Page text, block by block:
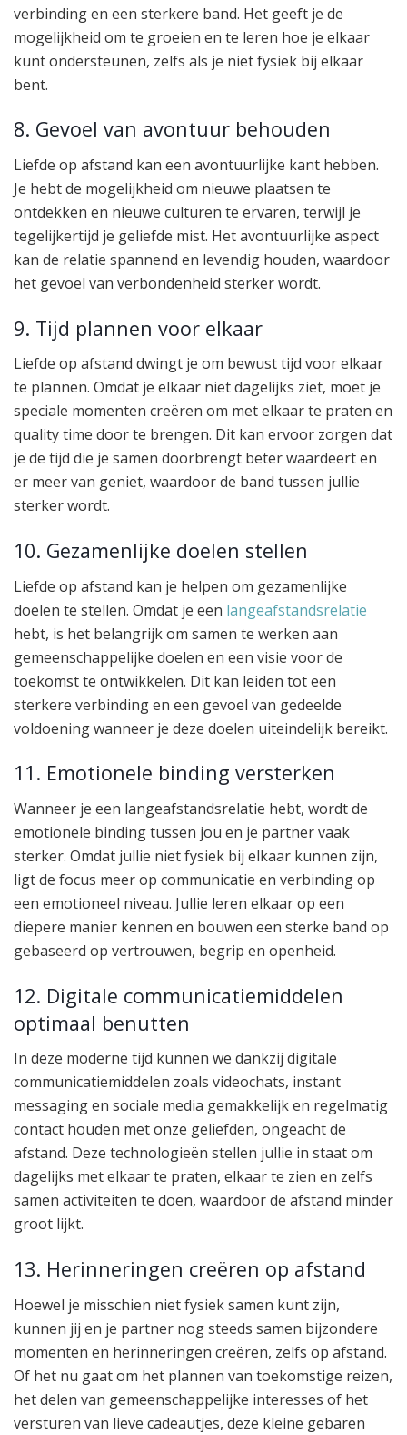
verbinding en een sterkere band. Het geeft je de
mogelijkheid om te groeien en te leren hoe je elkaar
kunt ondersteunen, zelfs als je niet fysiek bij elkaar
bent.
8. Gevoel van avontuur behouden
Liefde op afstand kan een avontuurlijke kant hebben.
Je hebt de mogelijkheid om nieuwe plaatsen te
ontdekken en nieuwe culturen te ervaren, terwijl je
tegelijkertijd je geliefde mist. Het avontuurlijke aspect
kan de relatie spannend en levendig houden, waardoor
het gevoel van verbondenheid sterker wordt.
9. Tijd plannen voor elkaar
Liefde op afstand dwingt je om bewust tijd voor elkaar
te plannen. Omdat je elkaar niet dagelijks ziet, moet je
speciale momenten creëren om met elkaar te praten en
quality time door te brengen. Dit kan ervoor zorgen dat
je de tijd die je samen doorbrengt beter waardeert en
er meer van geniet, waardoor de band tussen jullie
sterker wordt.
10. Gezamenlijke doelen stellen
Liefde op afstand kan je helpen om gezamenlijke
doelen te stellen. Omdat je een langeafstandsrelatie
hebt, is het belangrijk om samen te werken aan
gemeenschappelijke doelen en een visie voor de
toekomst te ontwikkelen. Dit kan leiden tot een
sterkere verbinding en een gevoel van gedeelde
voldoening wanneer je deze doelen uiteindelijk bereikt.
11. Emotionele binding versterken
Wanneer je een langeafstandsrelatie hebt, wordt de
emotionele binding tussen jou en je partner vaak
sterker. Omdat jullie niet fysiek bij elkaar kunnen zijn,
ligt de focus meer op communicatie en verbinding op
een emotioneel niveau. Jullie leren elkaar op een
diepere manier kennen en bouwen een sterke band op
gebaseerd op vertrouwen, begrip en openheid.
12. Digitale communicatiemiddelen
optimaal benutten
In deze moderne tijd kunnen we dankzij digitale
communicatiemiddelen zoals videochats, instant
messaging en sociale media gemakkelijk en regelmatig
contact houden met onze geliefden, ongeacht de
afstand. Deze technologieën stellen jullie in staat om
dagelijks met elkaar te praten, elkaar te zien en zelfs
samen activiteiten te doen, waardoor de afstand minder
groot lijkt.
13. Herinneringen creëren op afstand
Hoewel je misschien niet fysiek samen kunt zijn,
kunnen jij en je partner nog steeds samen bijzondere
momenten en herinneringen creëren, zelfs op afstand.
Of het nu gaat om het plannen van toekomstige reizen,
het delen van gemeenschappelijke interesses of het
versturen van lieve cadeautjes, deze kleine gebaren